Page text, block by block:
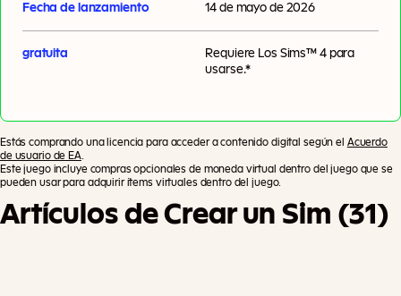
salones de baile de la alta sociedad.
Fecha de lanzamiento 14 de mayo de 2026
gratuita Requiere Los Sims™ 4para
usarse.*
Estás comprando una licencia para acceder a contenido digital según el Acuerdo
de usuario de EA.
Este juego incluye compras opcionales de moneda virtual dentro del juego que se
pueden usar para adquirir ítems virtuales dentro del juego.
Artículos de Crear un Sim (31)